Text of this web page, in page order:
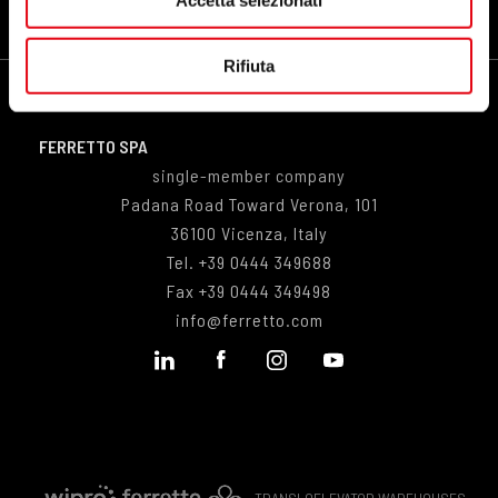
annunci, per fornire funzionalità dei social media e per
analizzare il nostro traffico. Condividiamo inoltre
nostri partner che si occupano di analisi dei dati web,
raccolto dal tuo utilizzo dei loro servizi.
Rifiuta
FERRETTO SPA
single-member company
Padana Road Toward Verona, 101
36100 Vicenza, Italy
Tel. +39 0444 349688
Fax +39 0444 349498
info@ferretto.com